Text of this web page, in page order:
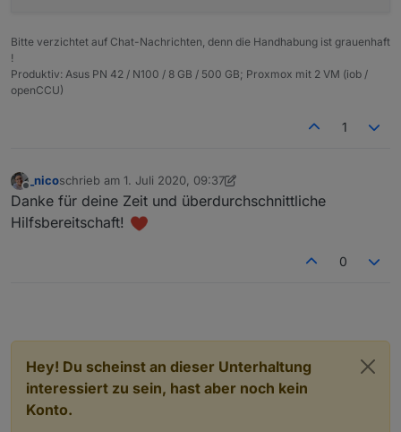
Bitte verzichtet auf Chat-Nachrichten, denn die Handhabung ist grauenhaft
!
Produktiv: Asus PN 42 / N100 / 8 GB / 500 GB; Proxmox mit 2 VM (iob /
openCCU)
1
Offline
_nicoschrieb am 1. Juli 2020, 09:37
zuletzt editiert von _nico7. Jan. 2020, 11:38
Danke für deine Zeit und überdurchschnittliche
Hilfsbereitschaft!
0
Hey! Du scheinst an dieser Unterhaltung
interessiert zu sein, hast aber noch kein
Konto.